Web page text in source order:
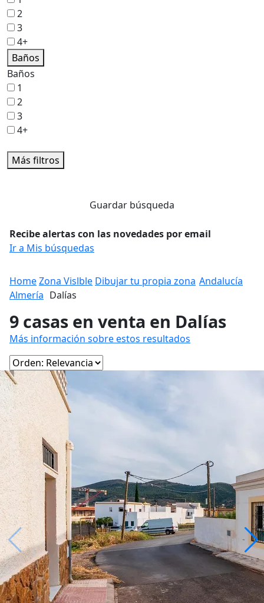
2
3
4+
Baños
Baños
1
2
3
4+
Más filtros
Guardar búsqueda
Recibe alertas con las novedades por email
Ir a Mis búsquedas
HomeZona Vislble Dibujar tu propia zona Andalucía
Almería Dalías
9 casas en venta en Dalías
Más información sobre estos resultados